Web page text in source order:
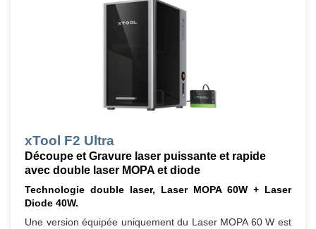
xTool F2 Ultra
Découpe et Gravure laser puissante et rapide
avec double laser MOPA et diode
Technologie double laser, Laser MOPA 60W + Laser
Diode 40W.
Une version équipée uniquement du Laser MOPA 60 W est